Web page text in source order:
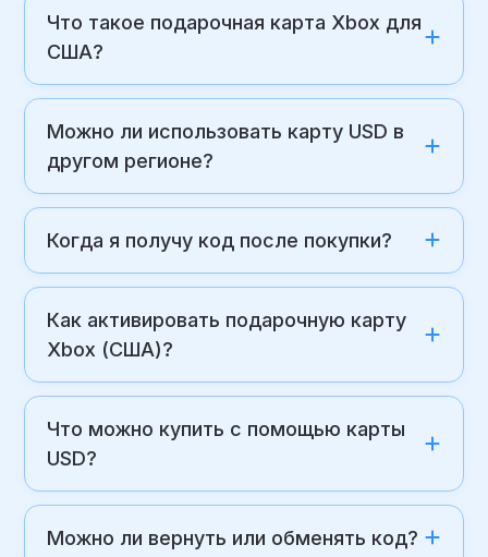
Что такое подарочная карта Xbox для
США?
Можно ли использовать карту USD в
другом регионе?
Когда я получу код после покупки?
Как активировать подарочную карту
Xbox (США)?
Что можно купить с помощью карты
USD?
Можно ли вернуть или обменять код?